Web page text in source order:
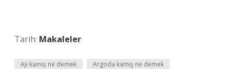
Tarih: Makaleler
Aji kamış ne demek Argoda kamış ne demek